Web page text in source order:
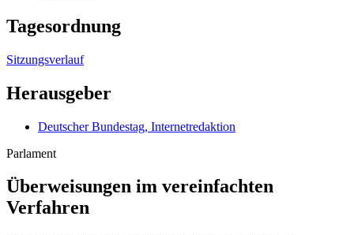
Tagesordnung
Sitzungsverlauf
Herausgeber
Deutscher Bundestag, Internetredaktion
Parlament
Überweisungen im vereinfachten
Verfahren